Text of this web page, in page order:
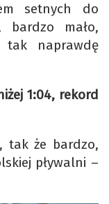
setnych do
bardzo mało,
naprawdę
1:04, rekord
tak że bardzo,
pływalni –